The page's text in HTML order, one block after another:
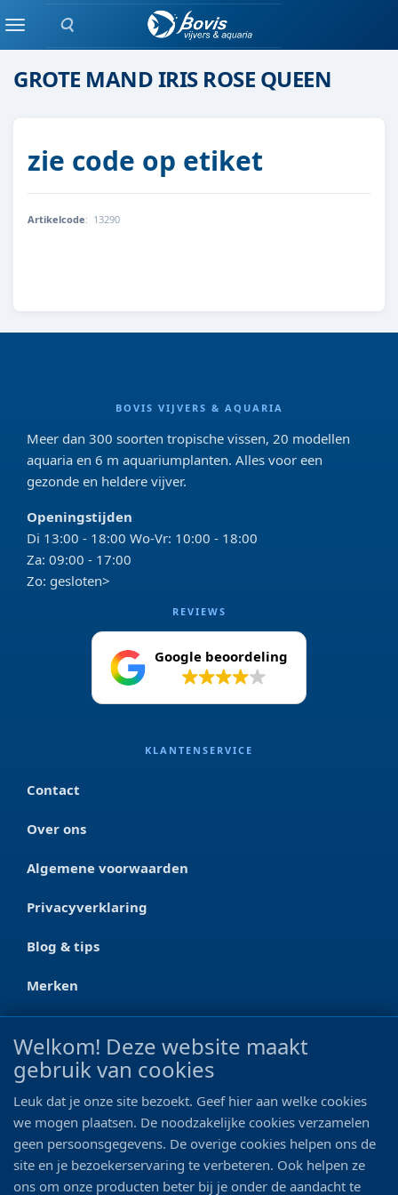
Zoeken
Menumoeras/waterplanten
GROTE MAND IRIS ROSE QUEEN
zie code op etiket
Artikelcode: 13290
BOVIS VIJVERS & AQUARIA
Meer dan 300 soorten tropische vissen, 20 modellen
aquaria en 6 m aquariumplanten. Alles voor een
gezonde en heldere vijver.
Openingstijden
Di 13:00 - 18:00 Wo-Vr: 10:00 - 18:00
Za: 09:00 - 17:00
Zo: gesloten>
REVIEWS
Google beoordeling
KLANTENSERVICE
Contact
Over ons
Algemene voorwaarden
Privacyverklaring
Blog & tips
Merken
CONTACT
Ootmarsumseweg 125a
0546 - 622 990
06 - 11 19 81 42
Welkom! Deze website maakt
gebruik van cookies
Leuk dat je onze site bezoekt. Geef hier aan welke cookies
we mogen plaatsen. De noodzakelijke cookies verzamelen
geen persoonsgegevens. De overige cookies helpen ons de
site en je bezoekerservaring te verbeteren. Ook helpen ze
ons om onze producten beter bij je onder de aandacht te